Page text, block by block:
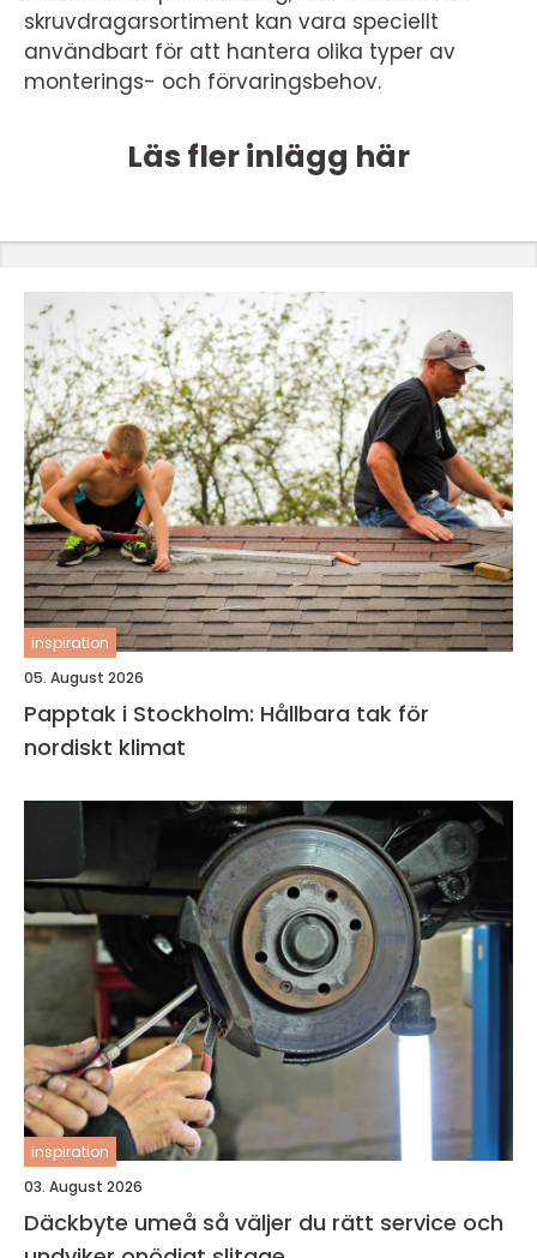
skruvdragarsortiment kan vara speciellt
användbart för att hantera olika typer av
monterings- och förvaringsbehov.
Läs fler inlägg här
inspiration
05. August 2026
Papptak i Stockholm: Hållbara tak för
nordiskt klimat
inspiration
03. August 2026
Däckbyte umeå så väljer du rätt service och